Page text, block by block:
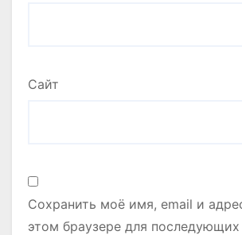
Сайт
Сохранить моё имя, email и
этом браузере для